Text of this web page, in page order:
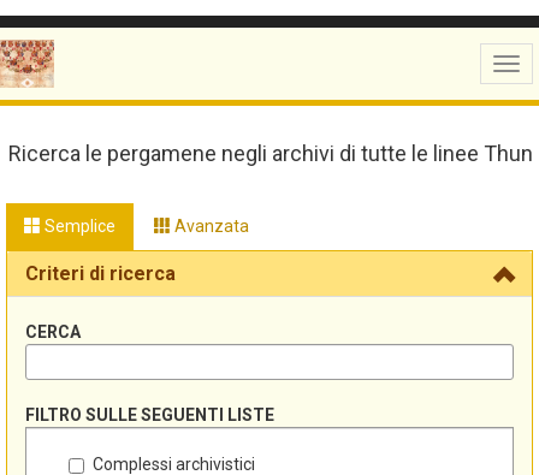
Ricerca le pergamene negli archivi di tutte le linee Thun
Semplice Avanzata
Criteri di ricerca
CERCA
FILTRO SULLE SEGUENTI LISTE
Complessi archivistici